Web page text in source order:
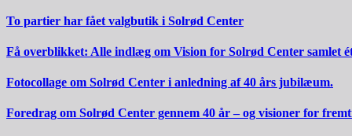
To partier har fået valgbutik i Solrød Center
Få overblikket: Alle indlæg om Vision for Solrød Center samlet
Fotocollage om Solrød Center i anledning af 40 års jubilæum.
Foredrag om Solrød Center gennem 40 år – og visioner for